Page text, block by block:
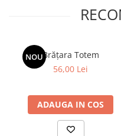
NOUBrățara Totem
56,00 Lei
ADAUGA IN COS